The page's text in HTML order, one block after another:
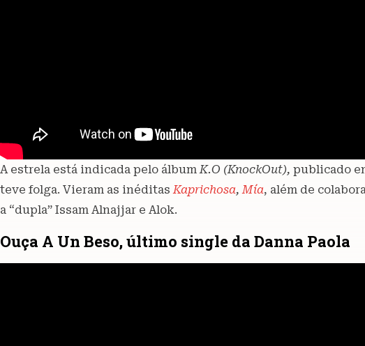
A estrela está indicada pelo álbumK.O (KnockOut), publicado
teve folga. Vieram as inéditasKaprichosa,Mía, além de
a “dupla” Issam Alnajjar e Alok.
Ouça A Un Beso, último single da Danna Paola